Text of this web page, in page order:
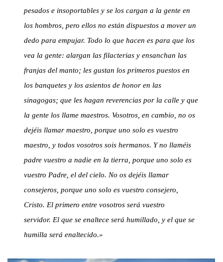
pesados e insoportables y se los cargan a la gente en
los hombros, pero ellos no están dispuestos a mover un
dedo para empujar. Todo lo que hacen es para que los
vea la gente: alargan las filacterias y ensanchan las
franjas del manto; les gustan los primeros puestos en
los banquetes y los asientos de honor en las
sinagogas; que les hagan reverencias por la calle y que
la gente los llame maestros. Vosotros, en cambio, no os
dejéis llamar maestro, porque uno solo es vuestro
maestro, y todos vosotros sois hermanos. Y no llaméis
padre vuestro a nadie en la tierra, porque uno solo es
vuestro Padre, el del cielo. No os dejéis llamar
consejeros, porque uno solo es vuestro consejero,
Cristo. El primero entre vosotros será vuestro
servidor. El que se enaltece será humillado, y el que se
humilla será enaltecido.»